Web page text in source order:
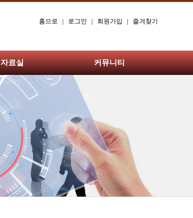
홈으로 | 로그인 | 회원가입 | 즐겨찾기
자료실 커뮤니티